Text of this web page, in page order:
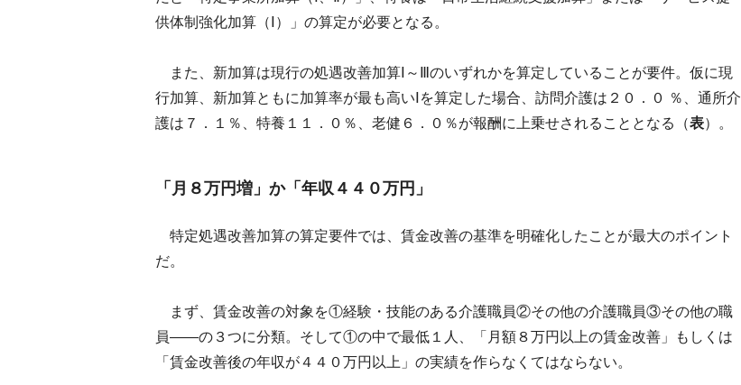
供体制強化加算（Ⅰ）」の算定が必要となる。
また、新加算は現行の処遇改善加算Ⅰ～Ⅲのいずれかを算定していることが要件。仮に現
行加算、新加算ともに加算率が最も高いⅠを算定した場合、訪問介護は２０．０ ％、通所介
護は７．１％、特養１１．０％、老健６．０％が報酬に上乗せされることとなる（表）。
「月８万円増」か「年収４４０万円」
特定処遇改善加算の算定要件では、賃金改善の基準を明確化したことが最大のポイント
だ。
まず、賃金改善の対象を①経験・技能のある介護職員②その他の介護職員③その他の職
員――の３つに分類。そして①の中で最低１人、「月額８万円以上の賃金改善」もしくは
「賃金改善後の年収が４４０万円以上」の実績を作らなくてはならない。